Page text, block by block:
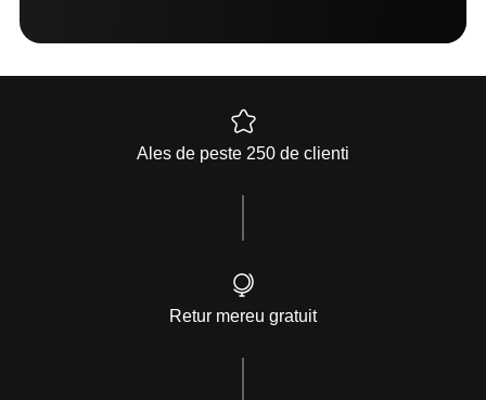
Ales de peste 250 de clienti
Retur mereu gratuit